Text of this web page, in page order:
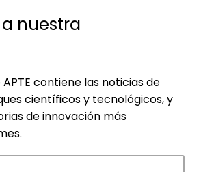
nuestra
contiene las noticias de
científicos y tecnológicos, y
de innovación más